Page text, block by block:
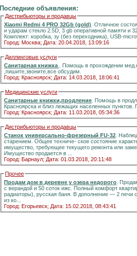
Последние объявления:
Дистрибьюторы и продавцы
Xiaomi Redmi 4 PRO 32Gb (gold) . Отличное
и ударам стекло 2.5D, 3 gb оперативной памяти и
Комплект: коробка, зу (без переходника), USB-
Город: Москва; Дата: 20.04.2018, 13:09:16
Диллинговые услуги
Санитарная книжка
. Помощь в прохождении
,пишите,звоните,все обсудим.
Город: Красноярск; Дата: 14.03.2018, 18:06:41
Медицинские услуги
Санитарные книжки,продление . Помощь в
Красноярска и близ лежащих населенных
Город: Красноярск; Дата: 11.03.2018, 05:34:36
Дистрибьюторы и продавцы
Станок универсально-фрезерный FU-32 .
старением. Общее техниче- ское состояние
имущество, требующее текущего ремонта или
Имущество продается в ...
Город: Барнаул; Дата: 01.03.2018, 20:11:48
Прочее
Продам дом в деревне у озера недорого .
с верандой и 50 соток ижс. Полный комфорт квартиры. Санузел, холодная и
радиаторы), русская баня. В дополнение — 2 печи с панорамными стёклами.Информация на портале домиклайт.Вода
из ко...
Город: Егорьевск; Дата: 15.02.2018, 08:43:41